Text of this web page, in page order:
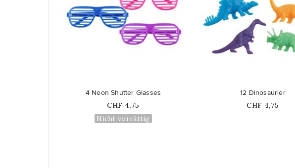
4 Neon Shutter Glasses
Price
CHF 4,75
Nicht vorrättig
favorite_border
12 Dinosaurier
Price
CHF 4,75